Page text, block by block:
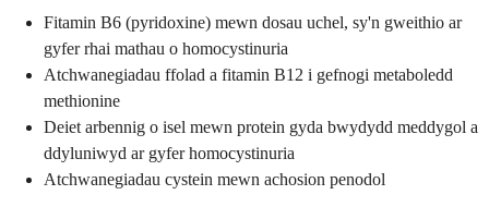
Fitamin B6 (pyridoxine) mewn dosau uchel, sy'n gweithio ar
gyfer rhai mathau o homocystinuria
Atchwanegiadau ffolad a fitamin B12 i gefnogi metaboledd
methionine
Deiet arbennig o isel mewn protein gyda bwydydd meddygol a
ddyluniwyd ar gyfer homocystinuria
Atchwanegiadau cystein mewn achosion penodol